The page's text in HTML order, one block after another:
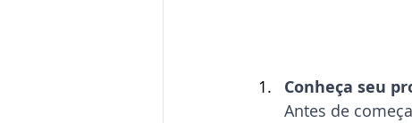
Conheça seu
Antes de